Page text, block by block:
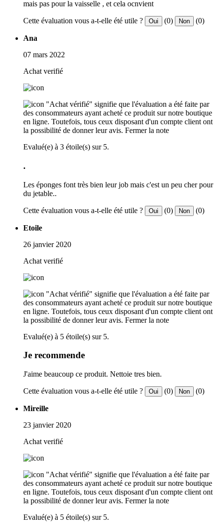
mais pas pour la vaisselle , et cela ocnvient
Cette évaluation vous a-t-elle été utile ? Oui (0) Non (0)
Ana
07 mars 2022
Achat verifié
"Achat vérifié" signifie que l'évaluation a été faite par
des consommateurs ayant acheté ce produit sur notre boutique
en ligne. Toutefois, tous ceux disposant d'un compte client ont
la possibilité de donner leur avis. Fermer la note
Evalué(e) à 3 étoile(s) sur 5.
.
Les éponges font très bien leur job mais c'est un peu cher pour
du jetable..
Cette évaluation vous a-t-elle été utile ? Oui (0) Non (0)
Etoile
26 janvier 2020
Achat verifié
"Achat vérifié" signifie que l'évaluation a été faite par
des consommateurs ayant acheté ce produit sur notre boutique
en ligne. Toutefois, tous ceux disposant d'un compte client ont
la possibilité de donner leur avis. Fermer la note
Evalué(e) à 5 étoile(s) sur 5.
Je recommende
J'aime beaucoup ce produit. Nettoie tres bien.
Cette évaluation vous a-t-elle été utile ? Oui (0) Non (0)
Mireille
23 janvier 2020
Achat verifié
"Achat vérifié" signifie que l'évaluation a été faite par
des consommateurs ayant acheté ce produit sur notre boutique
en ligne. Toutefois, tous ceux disposant d'un compte client ont
la possibilité de donner leur avis. Fermer la note
Evalué(e) à 5 étoile(s) sur 5.